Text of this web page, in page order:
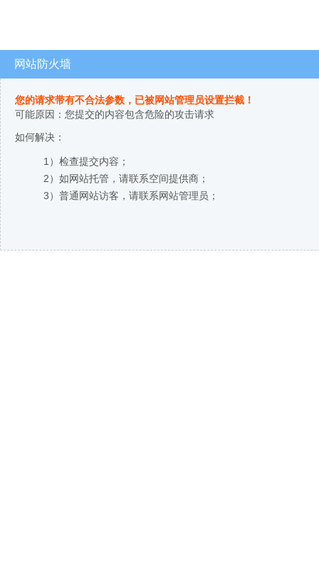
网站防火墙
您的请求带有不合法参数，已被网站管理员设置拦截！
可能原因：您提交的内容包含危险的攻击请求
如何解决：
1）检查提交内容；
2）如网站托管，请联系空间提供商；
3）普通网站访客，请联系网站管理员；